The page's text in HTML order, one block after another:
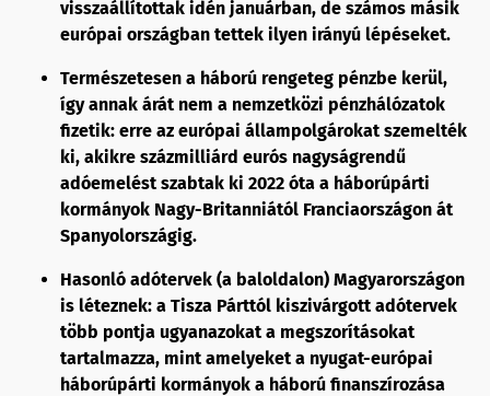
visszaállítottak idén januárban, de számos másik
európai országban tettek ilyen irányú lépéseket.
Természetesen a háború rengeteg pénzbe kerül,
így annak árát nem a nemzetközi pénzhálózatok
fizetik: erre az európai állampolgárokat szemelték
ki, akikre százmilliárd eurós nagyságrendű
adóemelést szabtak ki 2022 óta a háborúpárti
kormányok Nagy-Britanniától Franciaországon át
Spanyolországig.
Hasonló adótervek (a baloldalon) Magyarországon
is léteznek: a Tisza Párttól kiszivárgott adótervek
több pontja ugyanazokat a megszorításokat
tartalmazza, mint amelyeket a nyugat-európai
háborúpárti kormányok a háború finanszírozása